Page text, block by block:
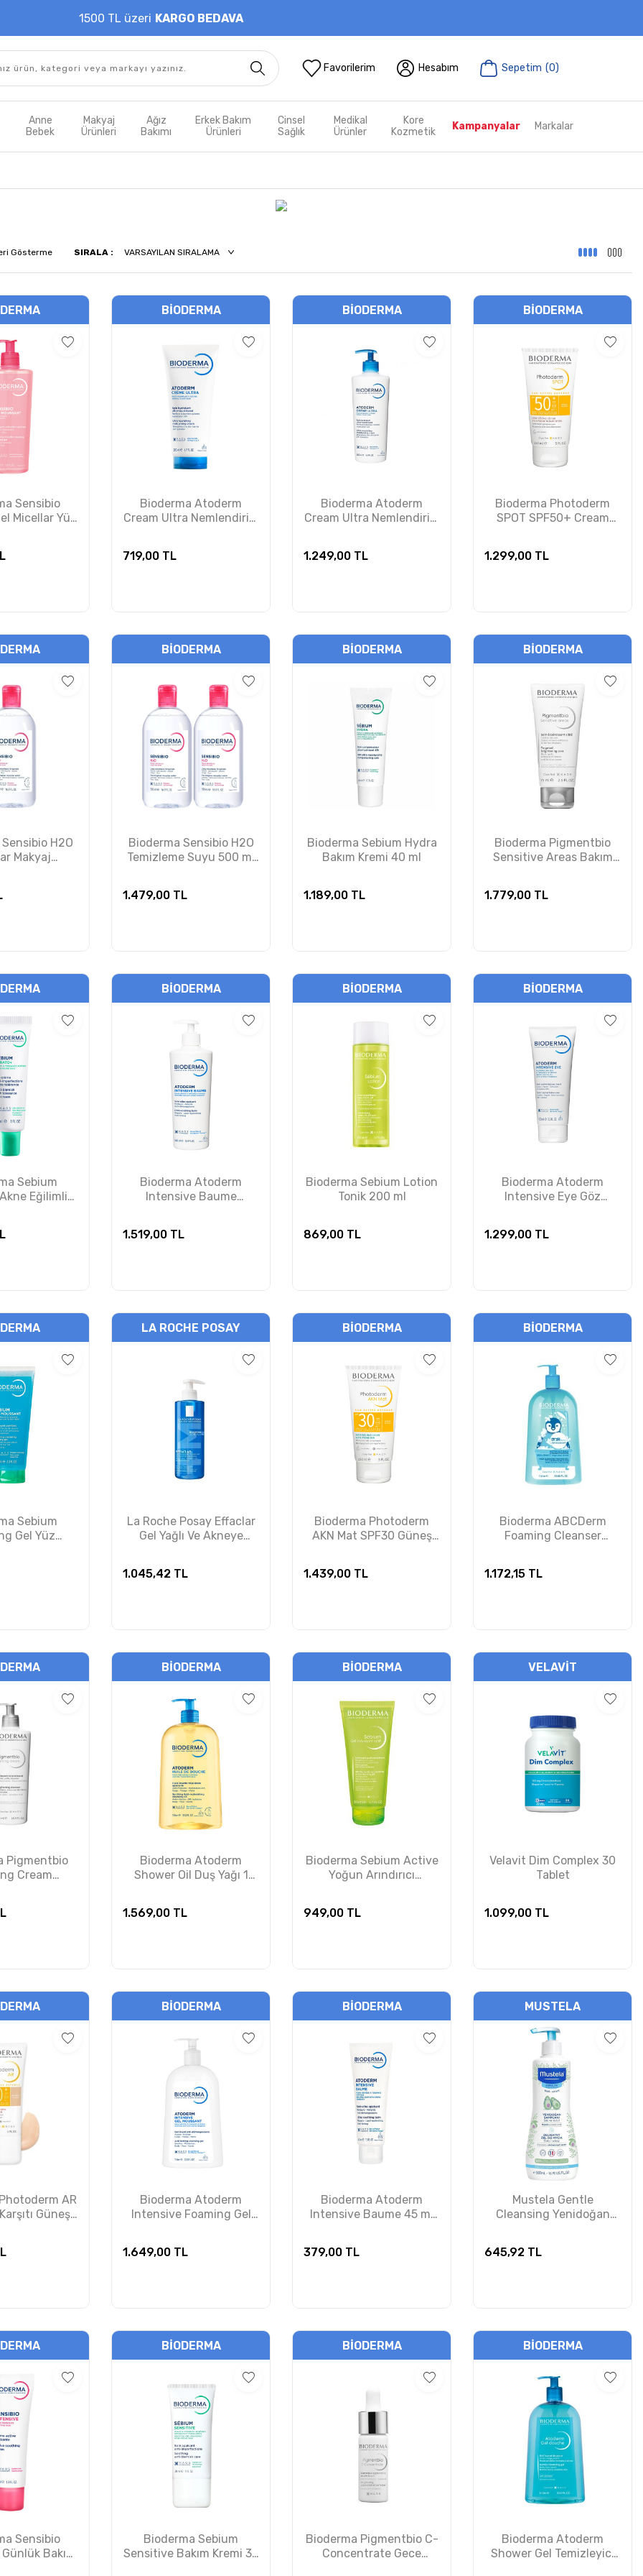
1500 TL üzeri KARGO BEDAVA
Favorilerim Hesabım Sepetim (0)
Anne
Bebek
Makyaj
Ürünleri
Ağız
Bakımı
Erkek Bakım
Ürünleri
Cinsel
Sağlık
Medikal
Ürünler
Kore
Kozmetik
Kampanyalar Markalar
Gösterme SIRALA :
Sensibio
Micellar Yüz
BIODERMA
Bioderma Atoderm
Cream Ultra Nemlendirici
719,00 TL
BIODERMA
Bioderma Atoderm
Cream Ultra Nemlendirici
1.249,00 TL
BIODERMA
Bioderma Photoderm
SPOT SPF50+ Cream
1.299,00 TL
H2O
Makyaj
BIODERMA
Bioderma Sensibio H2O
Temizleme Suyu 500 ml
1.479,00 TL
BIODERMA
Bioderma Sebium Hydra
Bakım Kremi 40 ml
1.189,00 TL
BIODERMA
Bioderma Pigmentbio
Sensitive Areas Bakım
1.779,00 TL
Sebium
Eğilimli
BIODERMA
Bioderma Atoderm
Intensive Baume
1.519,00 TL
BIODERMA
Bioderma Sebium Lotion
Tonik 200 ml
869,00 TL
BIODERMA
Bioderma Atoderm
Intensive Eye Göz
1.299,00 TL
Sebium
Gel Yüz
LA ROCHE POSAY
La Roche Posay Effaclar
Gel Yağlı Ve Akneye
1.045,42 TL
BIODERMA
Bioderma Photoderm
AKN Mat SPF30 Güneş
1.439,00 TL
BIODERMA
Bioderma ABCDerm
Foaming Cleanser
1.172,15 TL
Pigmentbio
Cream
BIODERMA
Bioderma Atoderm
Shower Oil Duş Yağı 1
1.569,00 TL
BIODERMA
Bioderma Sebium Active
Yoğun Arındırıcı
949,00 TL
VELAVIT
Velavit Dim Complex 30
Tablet
1.099,00 TL
AR
Güneş
BIODERMA
Bioderma Atoderm
Intensive Foaming Gel
1.649,00 TL
BIODERMA
Bioderma Atoderm
Intensive Baume 45 ml
379,00 TL
MUSTELA
Mustela Gentle
Cleansing Yenidoğan
645,92 TL
Sensibio
Bakım
BIODERMA
Bioderma Sebium
Sensitive Bakım Kremi 30
BIODERMA
Bioderma Pigmentbio C-
Concentrate Gece
BIODERMA
Bioderma Atoderm
Shower Gel Temizleyici